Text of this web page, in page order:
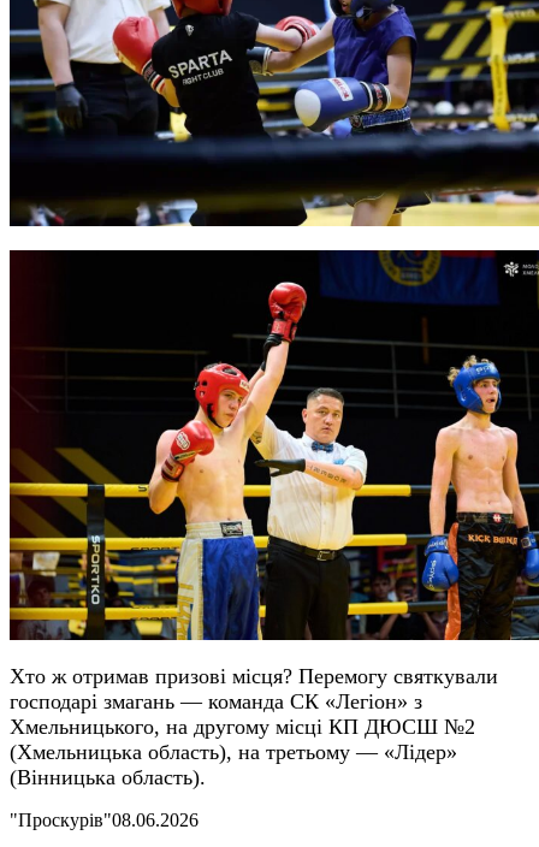
Хто ж отримав призові місця? Перемогу святкували
господарі змагань — команда СК «Легіон» з
Хмельницького, на другому місці КП ДЮСШ №2
(Хмельницька область), на третьому — «Лідер»
(Вінницька область).
"Проскурів"08.06.2026